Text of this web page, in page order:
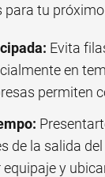
tu
Evita
en
permiten
de la salida
y